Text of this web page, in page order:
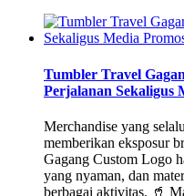
Tumbler Travel
Perjalanan Sekaligus
Merchandise yang
memberikan eksposur
Gagang Custom Logo
yang nyaman, dan
berbagai aktivitas. 🥤